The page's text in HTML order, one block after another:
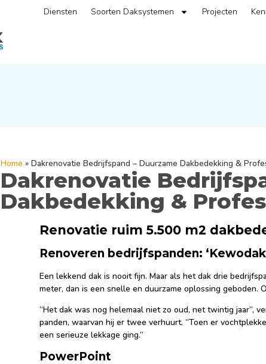
Diensten Soorten Daksystemen Projecten
Home »Dakrenovatie Bedrijfspand – Duurzame Dakbedekking &
Dakrenovatie
Dakbedekking &
Renovatie ruim 5.500 m2
Renoveren bedrijfspanden:
Een lekkend dak is nooit fijn. Maar als het dak drie
meter, dan is een snelle en duurzame oplossing
“Het dak was nog helemaal niet zo oud, net twintig jaar”,
panden, waarvan hij er twee verhuurt. “Toen er
een serieuze lekkage ging.”
PowerPoint